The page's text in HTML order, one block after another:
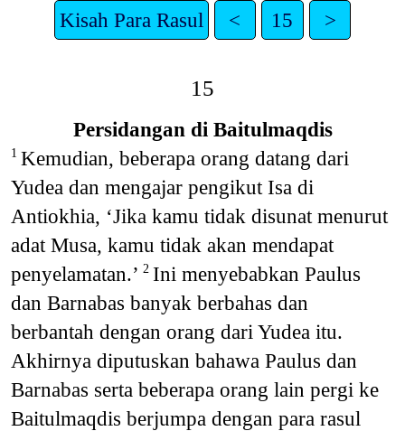
Kisah Para Rasul < 15 >
15
Persidangan di Baitulmaqdis
1 Kemudian, beberapa orang datang dari
Yudea dan mengajar pengikut Isa di
Antiokhia, ‘Jika kamu tidak disunat menurut
adat Musa, kamu tidak akan mendapat
penyelamatan.’ 2 Ini menyebabkan Paulus
dan Barnabas banyak berbahas dan
berbantah dengan orang dari Yudea itu.
Akhirnya diputuskan bahawa Paulus dan
Barnabas serta beberapa orang lain pergi ke
Baitulmaqdis berjumpa dengan para rasul